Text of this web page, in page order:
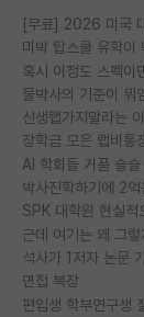
미박 탑스쿨 유학이
혹시 이정도 스펙이
물박사의 기준이 뭐
신생랩가지말라는
장학금 모은 랩비통
AI 학회들 거품 슬
SPK 대학원 현실적
근데 여기는 왜 그
석사가 1저자 논문
면접 복장
편입생 학부연구생